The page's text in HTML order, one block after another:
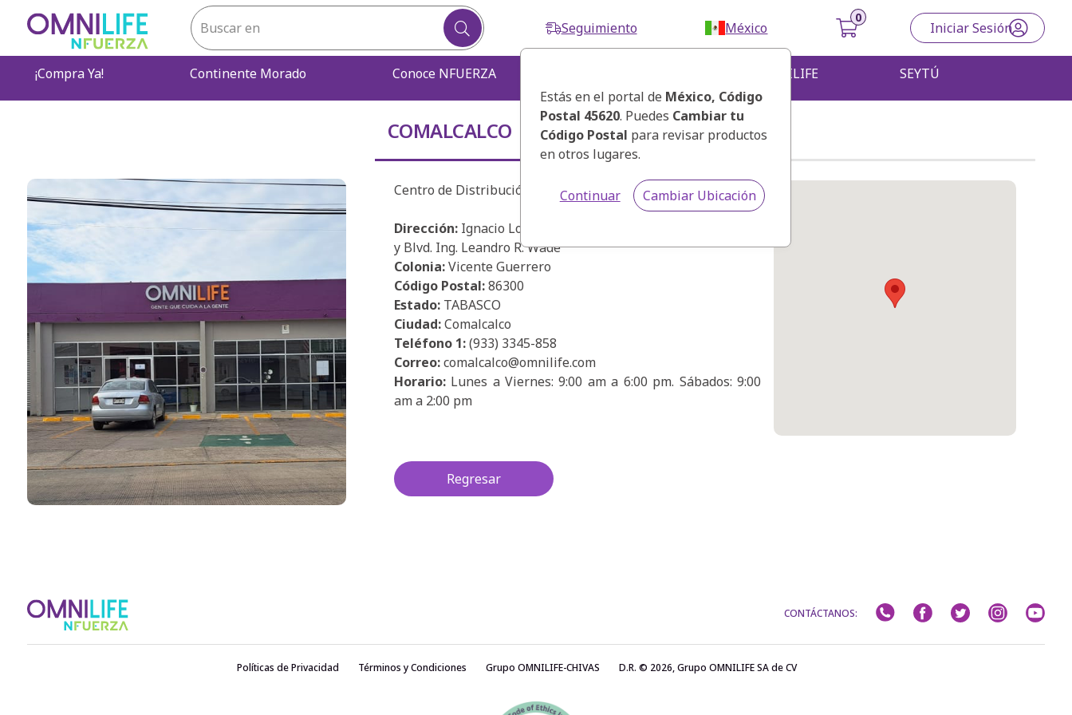
Seguimiento México Iniciar Sesión
¡Compra Ya! Continente Morado Conoce NFUERZA OMNILIFE
SEYTÚ
Estás en el portal de México, Código
Postal 45620. Puedes Cambiar tu
Código Postal para revisar productos
en otros lugares.
Continuar Cambiar Ubicación
COMALCALCO
Centro de Distribución Comalcalco
Dirección:Ignacio Lopez Rayón # 528. Entre Emiliano Zapata
y Blvd. Ing. Leandro R. Wade
Colonia:Vicente Guerrero
Código Postal:86300
Estado:TABASCO
Ciudad:Comalcalco
Teléfono 1:(933) 3345-858
Correo:comalcalco@omnilife.com
Horario:Lunes a Viernes: 9:00 am a 6:00 pm. Sábados: 9:00
am a 2:00 pm
Regresar
CONTÁCTANOS:
Políticas de Privacidad Términos y Condiciones Grupo OMNILIFE-CHIVAS D.R. © 2026, Grupo OMNILIFE SA de CV